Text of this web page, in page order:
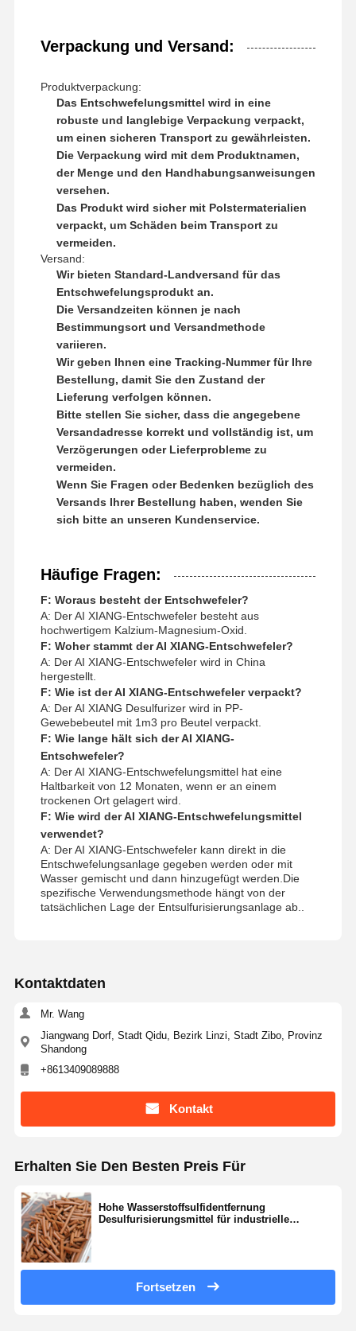
Verpackung und Versand:
Produktverpackung:
Das Entschwefelungsmittel wird in eine
robuste und langlebige Verpackung verpackt,
um einen sicheren Transport zu gewährleisten.
Die Verpackung wird mit dem Produktnamen,
der Menge und den Handhabungsanweisungen
versehen.
Das Produkt wird sicher mit Polstermaterialien
verpackt, um Schäden beim Transport zu
vermeiden.
Versand:
Wir bieten Standard-Landversand für das
Entschwefelungsprodukt an.
Die Versandzeiten können je nach
Bestimmungsort und Versandmethode
variieren.
Wir geben Ihnen eine Tracking-Nummer für Ihre
Bestellung, damit Sie den Zustand der
Lieferung verfolgen können.
Bitte stellen Sie sicher, dass die angegebene
Versandadresse korrekt und vollständig ist, um
Verzögerungen oder Lieferprobleme zu
vermeiden.
Wenn Sie Fragen oder Bedenken bezüglich des
Versands Ihrer Bestellung haben, wenden Sie
sich bitte an unseren Kundenservice.
Häufige Fragen:
F: Woraus besteht der Entschwefeler?
A: Der AI XIANG-Entschwefeler besteht aus
hochwertigem Kalzium-Magnesium-Oxid.
F: Woher stammt der AI XIANG-Entschwefeler?
A: Der AI XIANG-Entschwefeler wird in China
hergestellt.
F: Wie ist der AI XIANG-Entschwefeler verpackt?
A: Der AI XIANG Desulfurizer wird in PP-
Gewebebeutel mit 1m3 pro Beutel verpackt.
F: Wie lange hält sich der AI XIANG-
Entschwefeler?
A: Der AI XIANG-Entschwefelungsmittel hat eine
Haltbarkeit von 12 Monaten, wenn er an einem
trockenen Ort gelagert wird.
F: Wie wird der AI XIANG-Entschwefelungsmittel
verwendet?
A: Der AI XIANG-Entschwefeler kann direkt in die
Entschwefelungsanlage gegeben werden oder mit
Wasser gemischt und dann hinzugefügt werden.Die
spezifische Verwendungsmethode hängt von der
tatsächlichen Lage der Entsulfurisierungsanlage ab..
Kontaktdaten
Mr. Wang
Jiangwang Dorf, Stadt Qidu, Bezirk Linzi, Stadt Zibo, Provinz
Shandong
+8613409089888
Kontakt
Erhalten Sie Den Besten Preis Für
Hohe Wasserstoffsulfidentfernung
Desulfurisierungsmittel für industrielle
Fortsetzen